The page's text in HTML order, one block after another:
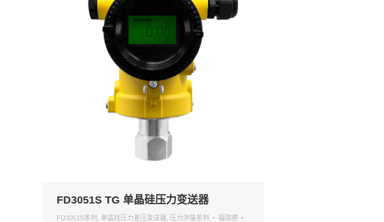
FD3051S TG 单晶硅压力变送器
FD3051S系列 单晶硅压力差压变送器 压力测量系列
福瑞德